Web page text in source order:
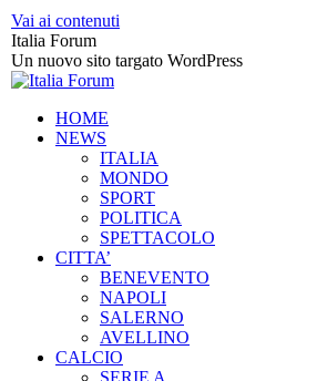
Vai ai contenuti
Italia Forum
Un nuovo sito targato WordPress
HOME
NEWS
ITALIA
MONDO
SPORT
POLITICA
SPETTACOLO
CITTA’
BENEVENTO
NAPOLI
SALERNO
AVELLINO
CALCIO
SERIE A